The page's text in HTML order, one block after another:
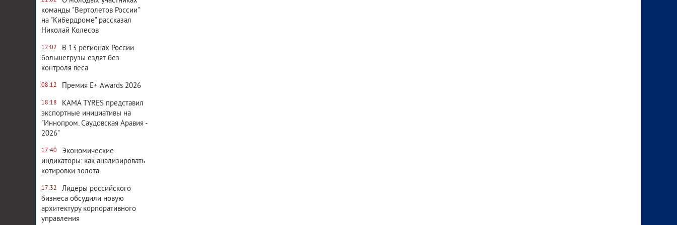
команды "Вертолетов России"
на "Кибердроме" рассказал
Николай Колесов
12:02
В 13 регионах России
большегрузы ездят без
контроля веса
08:12 Премия E+ Awards 2026
18:18
KAMA TYRES представил
экспортные инициативы на
"Иннопром. Саудовская Аравия -
2026"
17:40
Экономические
индикаторы: как анализировать
котировки золота
17:32
Лидеры российского
бизнеса обсудили новую
архитектуру корпоративного
управления